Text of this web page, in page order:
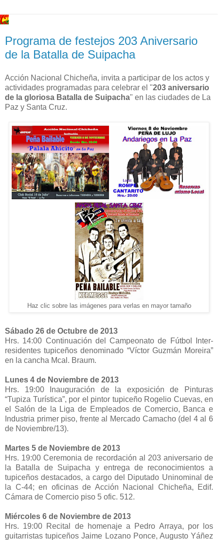
Programa de festejos 203 Aniversario
de la Batalla de Suipacha
Acción Nacional Chicheña, invita a participar de los actos y
actividades programadas para celebrar el "203 aniversario
de la gloriosa Batalla de Suipacha" en las ciudades de La
Paz y Santa Cruz.
Haz clic sobre las imágenes para verlas en mayor tamaño
Sábado 26 de Octubre de 2013
Hrs. 14:00 Continuación del Campeonato de Fútbol Inter-
residentes tupiceños denominado “Víctor Guzmán Moreira”
en la cancha Mcal. Braum.
Lunes 4 de Noviembre de 2013
Hrs. 19:00 Inauguración de la exposición de Pinturas
“Tupiza Turística”, por el pintor tupiceño Rogelio Cuevas, en
el Salón de la Liga de Empleados de Comercio, Banca e
Industria primer piso, frente al Mercado Camacho (del 4 al 6
de Noviembre/13).
Martes 5 de Noviembre de 2013
Hrs. 19:00 Ceremonia de recordación al 203 aniversario de
la Batalla de Suipacha y entrega de reconocimientos a
tupiceños destacados, a cargo del Diputado Uninominal de
la C-44; en oficinas de Acción Nacional Chicheña, Edif.
Cámara de Comercio piso 5 ofic. 512.
Miércoles 6 de Noviembre de 2013
Hrs. 19:00 Recital de homenaje a Pedro Arraya, por los
guitarristas tupiceños Jaime Lozano Ponce, Augusto Yáñez